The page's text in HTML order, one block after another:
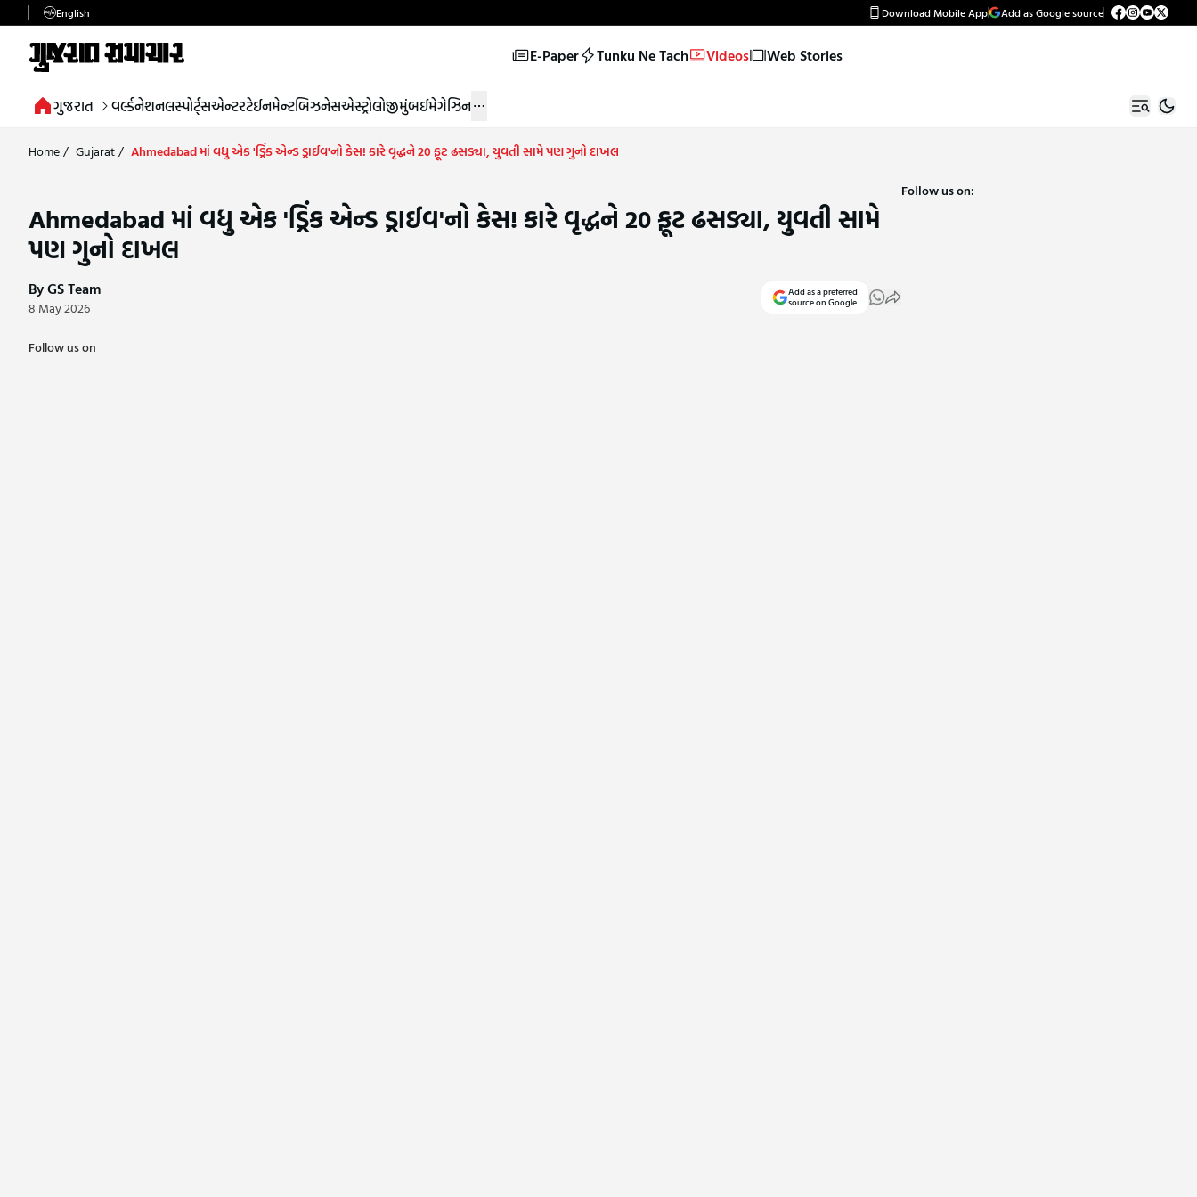
English Download Mobile App Add as Google source
E-Paper Tunku Ne Tach Videos Web Stories
ગુજરાત વર્લ્ડનેશનલસ્પોર્ટ્સએન્ટરટેઈનમેન્ટબિઝનેસએસ્ટ્રોલોજીમુંબઈમેગેઝિન
Home/ Gujarat/ Ahmedabad માં વધુ એક 'ડ્રિંક એન્ડ ડ્રાઈવ'નો કેસ! કારે વૃદ્ધને 20 ફૂટ ઢસડ્યા, યુવતી સામે પણ ગુનો દાખલ
Ahmedabad માં વધુ એક 'ડ્રિંક એન્ડ ડ્રાઈવ'નો કેસ! કારે વૃદ્ધને 20 ફૂટ ઢસડ્યા, યુવતી સામે
પણ ગુનો દાખલ
By GS Team
8 May 2026
Add as a preferred
source on Google
Follow us on
Follow us on: